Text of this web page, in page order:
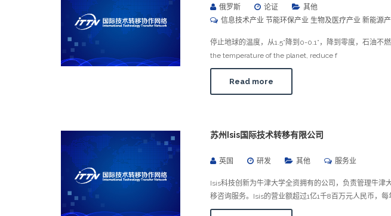
俄罗斯 论证
其他
信息技术产业 节能环保产业 生物及医疗产业 新能源
停止地球的温度，从1.5°降到0-0.1°，降到零度，石油不
the temperature of the planet, reduce f
Read more
苏州Isis国际技术转移有限公司
英国 研发 其他 服务业
Isis科技创新为牛津大学全资拥有的公司，负责管理牛
移咨询服务。Isis的营业额超过1亿1千8百万元人民币，